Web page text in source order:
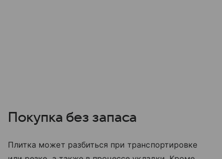
Покупка без запаса
Плитка может разбиться при транспортировке